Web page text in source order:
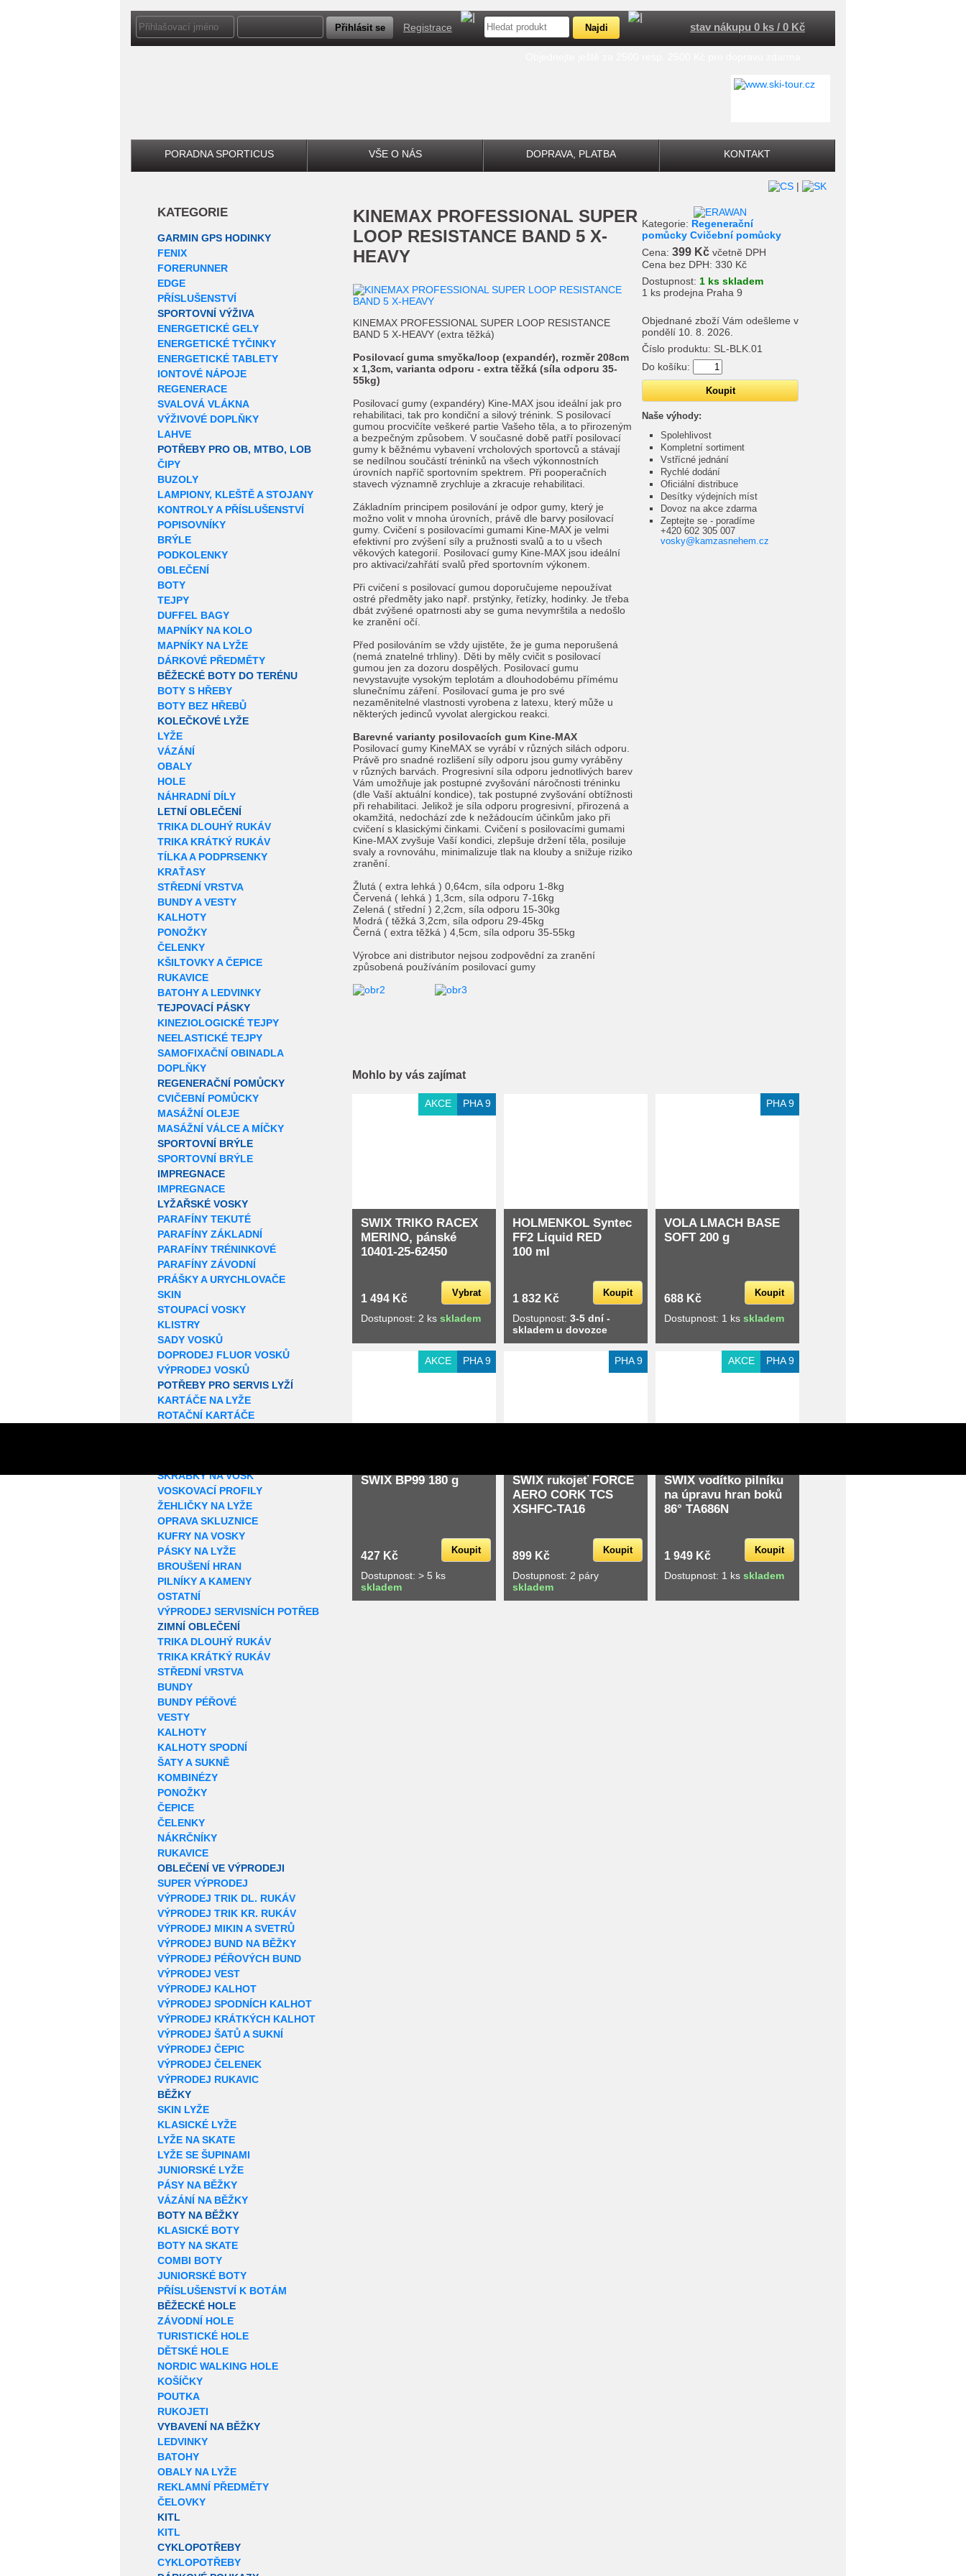
Registrace stav nákupu 0 ks / 0 Kč
PORADNA SPORTICUS VŠE O NÁS DOPRAVA, PLATBA KONTAKT
|
KATEGORIE
GARMIN GPS HODINKY
FENIX
FORERUNNER
EDGE
PŘÍSLUŠENSTVÍ
SPORTOVNÍ VÝŽIVA
ENERGETICKÉ GELY
ENERGETICKÉ TYČINKY
ENERGETICKÉ TABLETY
IONTOVÉ NÁPOJE
REGENERACE
SVALOVÁ VLÁKNA
VÝŽIVOVÉ DOPLŇKY
LAHVE
POTŘEBY PRO OB, MTBO, LOB
ČIPY
BUZOLY
LAMPIONY, KLEŠTĚ A STOJANY
KONTROLY A PŘÍSLUŠENSTVÍ
POPISOVNÍKY
BRÝLE
PODKOLENKY
OBLEČENÍ
BOTY
TEJPY
DUFFEL BAGY
MAPNÍKY NA KOLO
MAPNÍKY NA LYŽE
DÁRKOVÉ PŘEDMĚTY
BĚŽECKÉ BOTY DO TERÉNU
BOTY S HŘEBY
BOTY BEZ HŘEBŮ
KOLEČKOVÉ LYŽE
LYŽE
VÁZÁNÍ
OBALY
HOLE
NÁHRADNÍ DÍLY
LETNÍ OBLEČENÍ
TRIKA DLOUHÝ RUKÁV
TRIKA KRÁTKÝ RUKÁV
TÍLKA A PODPRSENKY
KRAŤASY
STŘEDNÍ VRSTVA
BUNDY A VESTY
KALHOTY
PONOŽKY
ČELENKY
KŠILTOVKY A ČEPICE
RUKAVICE
BATOHY A LEDVINKY
TEJPOVACÍ PÁSKY
KINEZIOLOGICKÉ TEJPY
NEELASTICKÉ TEJPY
SAMOFIXAČNÍ OBINADLA
DOPLŇKY
REGENERAČNÍ POMŮCKY
CVIČEBNÍ POMŮCKY
MASÁŽNÍ OLEJE
MASÁŽNÍ VÁLCE A MÍČKY
SPORTOVNÍ BRÝLE
SPORTOVNÍ BRÝLE
IMPREGNACE
IMPREGNACE
LYŽAŘSKÉ VOSKY
PARAFÍNY TEKUTÉ
PARAFÍNY ZÁKLADNÍ
PARAFÍNY TRÉNINKOVÉ
PARAFÍNY ZÁVODNÍ
PRÁŠKY A URYCHLOVAČE
SKIN
STOUPACÍ VOSKY
KLISTRY
SADY VOSKŮ
DOPRODEJ FLUOR VOSKŮ
VÝPRODEJ VOSKŮ
POTŘEBY PRO SERVIS LYŽÍ
KARTÁČE NA LYŽE
ROTAČNÍ KARTÁČE
ŠKRABKY NA VOSK
VOSKOVACÍ PROFILY
ŽEHLIČKY NA LYŽE
OPRAVA SKLUZNICE
KUFRY NA VOSKY
PÁSKY NA LYŽE
BROUŠENÍ HRAN
PILNÍKY A KAMENY
OSTATNÍ
VÝPRODEJ SERVISNÍCH POTŘEB
ZIMNÍ OBLEČENÍ
TRIKA DLOUHÝ RUKÁV
TRIKA KRÁTKÝ RUKÁV
STŘEDNÍ VRSTVA
BUNDY
BUNDY PÉŘOVÉ
VESTY
KALHOTY
KALHOTY SPODNÍ
ŠATY A SUKNĚ
KOMBINÉZY
PONOŽKY
ČEPICE
ČELENKY
NÁKRČNÍKY
RUKAVICE
OBLEČENÍ VE VÝPRODEJI
SUPER VÝPRODEJ
VÝPRODEJ TRIK DL. RUKÁV
VÝPRODEJ TRIK KR. RUKÁV
VÝPRODEJ MIKIN A SVETRŮ
VÝPRODEJ BUND NA BĚŽKY
VÝPRODEJ PÉŘOVÝCH BUND
VÝPRODEJ VEST
VÝPRODEJ KALHOT
VÝPRODEJ SPODNÍCH KALHOT
VÝPRODEJ KRÁTKÝCH KALHOT
VÝPRODEJ ŠATŮ A SUKNÍ
VÝPRODEJ ČEPIC
VÝPRODEJ ČELENEK
VÝPRODEJ RUKAVIC
BĚŽKY
SKIN LYŽE
KLASICKÉ LYŽE
LYŽE NA SKATE
LYŽE SE ŠUPINAMI
JUNIORSKÉ LYŽE
PÁSY NA BĚŽKY
VÁZÁNÍ NA BĚŽKY
BOTY NA BĚŽKY
KLASICKÉ BOTY
BOTY NA SKATE
COMBI BOTY
JUNIORSKÉ BOTY
PŘÍSLUŠENSTVÍ K BOTÁM
BĚŽECKÉ HOLE
ZÁVODNÍ HOLE
TURISTICKÉ HOLE
DĚTSKÉ HOLE
NORDIC WALKING HOLE
KOŠÍČKY
POUTKA
RUKOJETI
VYBAVENÍ NA BĚŽKY
LEDVINKY
BATOHY
OBALY NA LYŽE
REKLAMNÍ PŘEDMĚTY
ČELOVKY
KITL
KITL
CYKLOPOTŘEBY
CYKLOPOTŘEBY
KINEMAX PROFESSIONAL SUPER
LOOP RESISTANCE BAND 5 X-
HEAVY
KINEMAX PROFESSIONAL SUPER LOOP RESISTANCE
BAND 5 X-HEAVY (extra těžká)
Posilovací guma smyčka/loop (expandér), rozměr 208cm
x 1,3cm, varianta odporu - extra těžká (síla odporu 35-
55kg)
Posilovací gumy (expandéry) Kine-MAX jsou ideální jak pro
rehabilitaci, tak pro kondiční a silový trénink. S posilovací
gumou procvičíte veškeré partie Vašeho těla, a to přirozeným
a bezpečným způsobem. V současné době patří posilovací
gumy k běžnému vybavení vrcholových sportovců a stávají
se nedílnou součástí tréninků na všech výkonnostních
úrovních napříč sportovním spektrem. Při pooperačních
stavech významně zrychluje a zkracuje rehabilitaci.
Základním principem posilování je odpor gumy, který je
možno volit v mnoha úrovních, právě dle barvy posilovací
gumy. Cvičení s posilovacími gumami Kine-MAX je velmi
efektivní pro zvýšení síly a pružnosti svalů a to u všech
věkových kategorií. Posilovací gumy Kine-MAX jsou ideální
pro aktivaci/zahřátí svalů před sportovním výkonem.
Při cvičení s posilovací gumou doporučujeme nepoužívat
ostré předměty jako např. prstýnky, řetízky, hodinky. Je třeba
dbát zvýšené opatrnosti aby se guma nevymrštila a nedošlo
ke zranění očí.
Před posilováním se vždy ujistěte, že je guma neporušená
(nemá znatelné trhliny). Děti by měly cvičit s posilovací
gumou jen za dozoru dospělých. Posilovací gumu
nevystavujte vysokým teplotám a dlouhodobému přímému
slunečnímu záření. Posilovací guma je pro své
nezaměnitelné vlastnosti vyrobena z latexu, který může u
některých jedinců vyvolat alergickou reakci.
Barevné varianty posilovacích gum Kine-MAX
Posilovací gumy KineMAX se vyrábí v různých silách odporu.
Právě pro snadné rozlišení síly odporu jsou gumy vyráběny
v různých barvách. Progresivní síla odporu jednotlivých barev
Vám umožňuje jak postupné zvyšování náročnosti tréninku
(dle Vaší aktuální kondice), tak postupné zvyšování obtížnosti
při rehabilitaci. Jelikož je síla odporu progresivní, přirozená a
okamžitá, nedochází zde k nežádoucím účinkům jako při
cvičení s klasickými činkami. Cvičení s posilovacími gumami
Kine-MAX zvyšuje Vaší kondici, zlepšuje držení těla, posiluje
svaly a rovnováhu, minimalizuje tlak na klouby a snižuje riziko
zranění.
Žlutá ( extra lehká ) 0,64cm, síla odporu 1-8kg
Červená ( lehká ) 1,3cm, síla odporu 7-16kg
Zelená ( střední ) 2,2cm, síla odporu 15-30kg
Modrá ( těžká 3,2cm, síla odporu 29-45kg
Černá ( extra těžká ) 4,5cm, síla odporu 35-55kg
Výrobce ani distributor nejsou zodpovědní za zranění
způsobená používáním posilovací gumy
Kategorie: Regenerační
pomůcky Cvičební pomůcky
Cena: 399 Kč včetně DPH
Cena bez DPH: 330 Kč
Dostupnost: 1 ks skladem
1 ks prodejna Praha 9
Objednané zboží Vám odešleme v
pondělí 10. 8. 2026.
Číslo produktu: SL-BLK.01
Do košíku:
Naše výhody:
Spolehlivost
Kompletní sortiment
Vstřícné jednání
Rychlé dodání
Oficiální distribuce
Desítky výdejních míst
Dovoz na akce zdarma
Zeptejte se - poradíme
+420 602 305 007
vosky@kamzasnehem.cz
Mohlo by vás zajímat
AKCE PHA 9
SWIX TRIKO RACEX
MERINO, pánské
10401-25-62450
1 494 Kč Vybrat
Dostupnost: 2 ks skladem
HOLMENKOL Syntec
FF2 Liquid RED
100 ml
1 832 Kč Koupit
Dostupnost: 3-5 dní -
skladem u dovozce
PHA 9
VOLA LMACH BASE
SOFT 200 g
688 Kč Koupit
Dostupnost: 1 ks skladem
Extra slevy pro registrované
AKCE PHA 9
SWIX BP99 180 g
427 Kč Koupit
Dostupnost: > 5 ks
skladem
Extra slevy pro registrované
PHA 9
SWIX rukojeť FORCE
AERO CORK TCS
XSHFC-TA16
899 Kč Koupit
Dostupnost: 2 páry
skladem
Extra slevy pro registrované
AKCE PHA 9
SWIX vodítko pilníku
na úpravu hran boků
86° TA686N
1 949 Kč Koupit
Dostupnost: 1 ks skladem